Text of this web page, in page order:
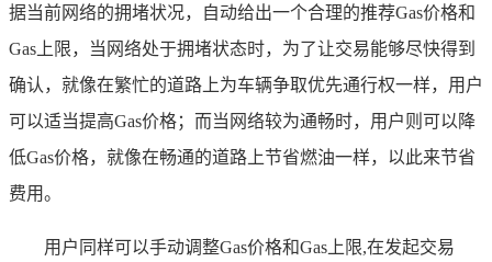
据当前网络的拥堵状况，自动给出一个合理的推荐Gas价格和
Gas上限，当网络处于拥堵状态时，为了让交易能够尽快得到
确认，就像在繁忙的道路上为车辆争取优先通行权一样，用户
可以适当提高Gas价格；而当网络较为通畅时，用户则可以降
低Gas价格，就像在畅通的道路上节省燃油一样，以此来节省
费用。
用户同样可以手动调整Gas价格和Gas上限,在发起交易